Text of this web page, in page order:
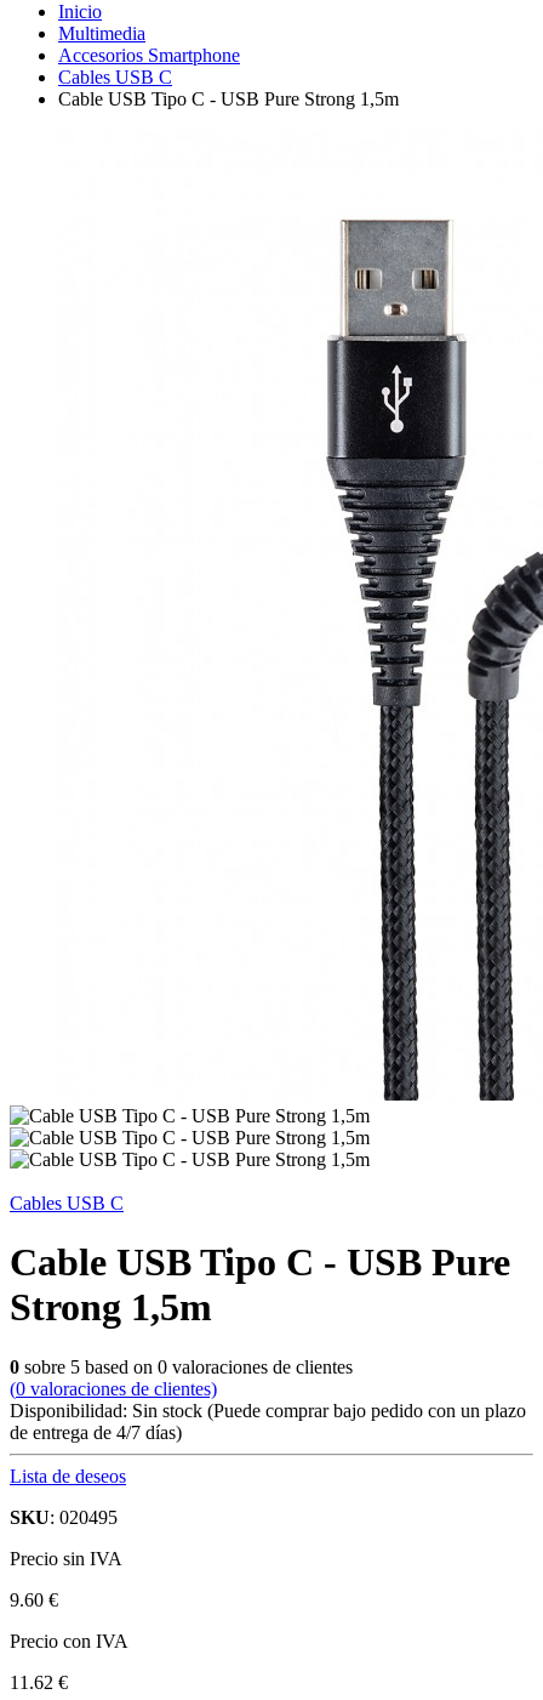
Inicio
Multimedia
Accesorios Smartphone
Cables USB C
Cable USB Tipo C - USB Pure Strong 1,5m
Cables USB C
Cable USB Tipo C - USB Pure
Strong 1,5m
0 sobre 5 based on 0 valoraciones de clientes
(0 valoraciones de clientes)
Disponibilidad: Sin stock (Puede comprar bajo pedido con un plazo
de entrega de 4/7 días)
Lista de deseos
SKU: 020495
Precio sin IVA
9.60 €
Precio con IVA
11.62 €